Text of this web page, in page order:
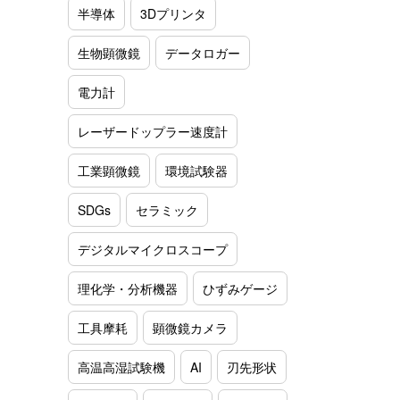
半導体 3Dプリンタ
生物顕微鏡 データロガー
電力計
レーザードップラー速度計
工業顕微鏡 環境試験器
SDGs セラミック
デジタルマイクロスコープ
理化学・分析機器 ひずみゲージ
工具摩耗 顕微鏡カメラ
高温高湿試験機 AI 刃先形状